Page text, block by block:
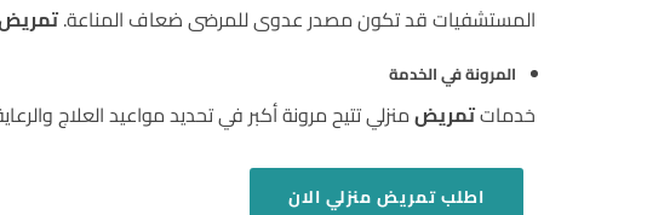
المستشفيات قد تكون مصدر عدوى للمرضى ضعاف المناعة.
المرونة في الخدمة
خدماتتمريضمنزلي تتيح مرونة أكبر في تحديد مواعيد العلاج
اطلبتمريض منزليالان